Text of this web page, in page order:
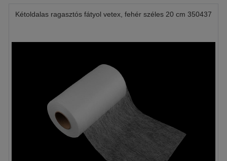
Kétoldalas ragasztós fátyol vetex, fehér széles 20 cm 350437